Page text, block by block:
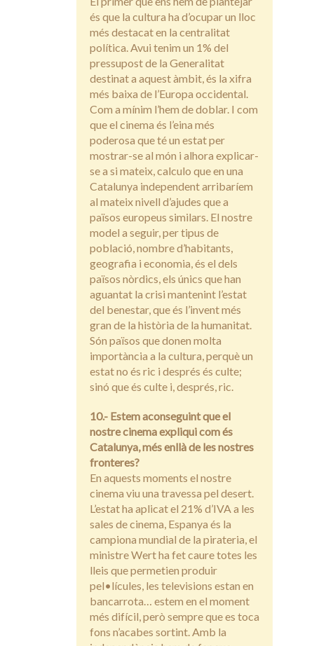
és que la cultura ha d’ocupar un lloc
més destacat en la centralitat
política. Avui tenim un 1% del
pressupost de la Generalitat
destinat a aquest àmbit, és la xifra
més baixa de l’Europa occidental.
Com a mínim l’hem de doblar. I com
que el cinema és l’eina més
poderosa que té un estat per
mostrar-se al món i alhora explicar-
se a si mateix, calculo que en una
Catalunya independent arribaríem
al mateix nivell d’ajudes que a
països europeus similars. El nostre
model a seguir, per tipus de
població, nombre d’habitants,
geografia i economia, és el dels
països nòrdics, els únics que han
aguantat la crisi mantenint l’estat
del benestar, que és l’invent més
gran de la història de la humanitat.
Són països que donen molta
importància a la cultura, perquè un
estat no és ric i després és culte;
sinó que és culte i, després, ric.
10.- Estem aconseguint que el
nostre cinema expliqui com és
Catalunya, més enllà de les nostres
fronteres?
En aquests moments el nostre
cinema viu una travessa pel desert.
L’estat ha aplicat el 21% d’IVA a les
sales de cinema, Espanya és la
campiona mundial de la pirateria, el
ministre Wert ha fet caure totes les
lleis que permetien produir
pel•lícules, les televisions estan en
bancarrota… estem en el moment
més difícil, però sempre que es toca
fons n’acabes sortint. Amb la